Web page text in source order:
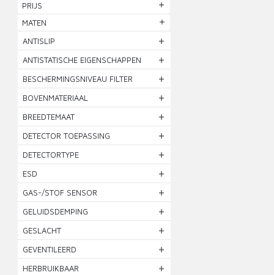
PRIJS
MATEN
ANTISLIP
ANTISTATISCHE EIGENSCHAPPEN
BESCHERMINGSNIVEAU FILTER
BOVENMATERIAAL
BREEDTEMAAT
DETECTOR TOEPASSING
DETECTORTYPE
ESD
GAS-/STOF SENSOR
GELUIDSDEMPING
GESLACHT
GEVENTILEERD
HERBRUIKBAAR